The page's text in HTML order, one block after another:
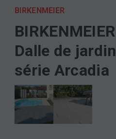
BIRKENMEIER
BIRKENMEIER
Dalle de jardin
série Arcadia